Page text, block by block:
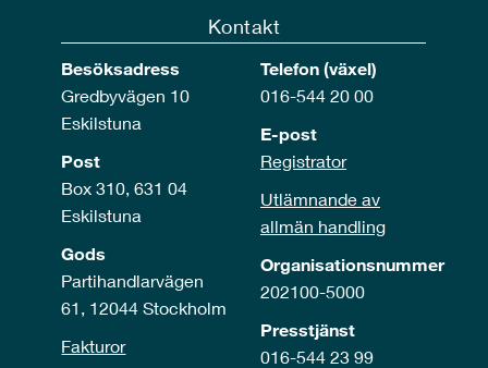
Kontakt
Besöksadress
Gredbyvägen 10
Eskilstuna
Post
Box 310, 631 04
Eskilstuna
Gods
Partihandlarvägen
61, 12044 Stockholm
Fakturor
Telefon (växel)
016-544 20 00
E-post
Registrator
Utlämnande av
allmän handling
Organisationsnummer
202100-5000
Presstjänst
016-544 23 99